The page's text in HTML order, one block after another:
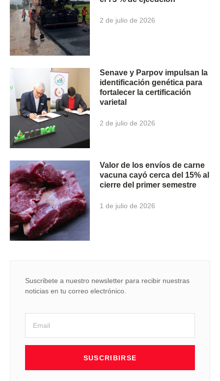
2 de julio de 2026
Senave y Parpov impulsan la
identificación genética para
fortalecer la certificación
varietal
2 de julio de 2026
Valor de los envíos de carne
vacuna cayó cerca del 15% al
cierre del primer semestre
1 de julio de 2026
Suscribete a nuestro newsletter para recibir nuestras
noticias en tu correo electrónico.
SUSCRIBIRSE